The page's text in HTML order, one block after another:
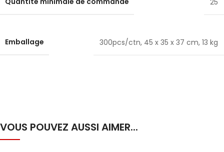
Emballage 300pcs/ctn, 45 x 35 x 37 cm, 13 kg
VOUS POUVEZ AUSSI AIMER...